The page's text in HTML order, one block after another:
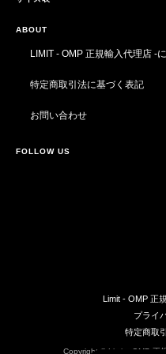
ABOUT
LIMIT - OMP 正規輸入代理店 -
特定商取引法に基づく表記
お問い合わせ
FOLLOW US
Limit - OMP 正
プライ
特定商取
Copyright © Limit - OMP 正